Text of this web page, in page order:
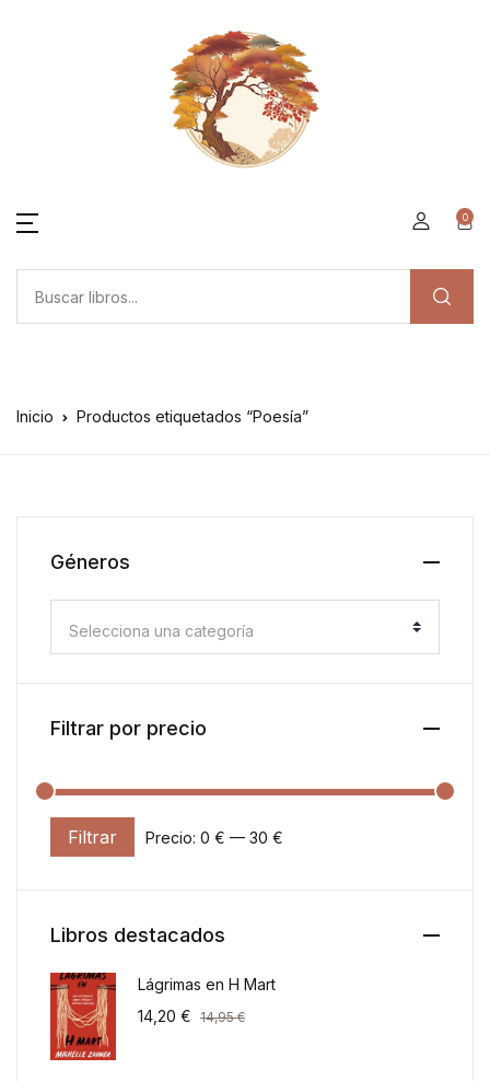
0
Inicio Productos etiquetados “Poesía”
Géneros
Selecciona una categoría
Filtrar por precio
Precio mínimo
Precio máximo
Filtrar Precio: 0 € — 30 €
Libros destacados
Lágrimas en H Mart
14,20 € 14,95€